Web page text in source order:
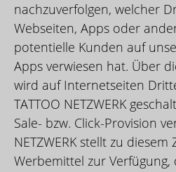
nachzuverfolgen, welcher
Webseiten, Apps oder
potentielle Kunden auf
Apps verwiesen hat. Über
wird auf Internetseiten
TATTOO NETZWERK
Sale- bzw. Click-Provision
NETZWERK stellt zu
Werbemittel zur